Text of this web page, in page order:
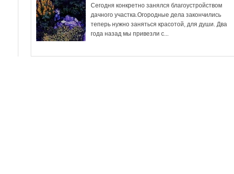
Сегодня конкретно занялся благоустройством
дачного участка.Огородные дела закончились
теперь нужно заняться красотой, для души. Два
года назад мы привезли с...